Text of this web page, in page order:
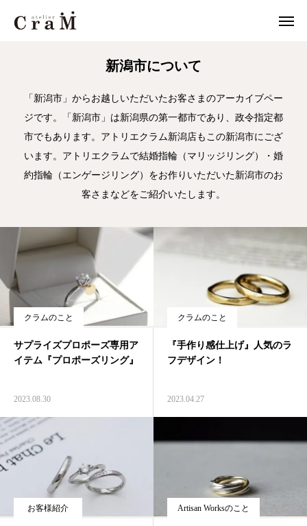
JOURNAL
新潟市について
「新潟市」からお越しいただいたお客さまのアーカイブペー
ジです。「新潟市」は新潟県の第一都市であり、政令指定都
市でもあります。アトリエクラム新潟店もこの新潟市にござ
います。アトリエクラムで結婚指輪（マリッジリング）・婚
約指輪（エンゲージリング）をお作りいただいた新潟市のお
客さまなどをご紹介いたします。
クラムのこと
サプライズプロポーズ専用ア
イテム『プロポーズリング』
2023.08.30
クラムのこと
『手作り感仕上げ』人気のラ
フデザイン！
2023.04.27
お客様紹介 Artisan Worksのこと
来店予約 店舗情報

結婚指輪
セットリング
CraMについて
オンライン
来店予約